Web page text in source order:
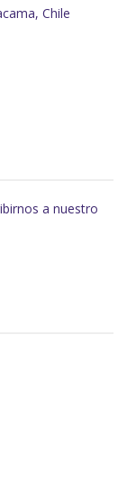
Chile
a nuestro